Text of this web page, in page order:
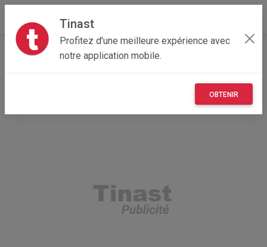
Tinast
Profitez d'une meilleure expérience avec
notre application mobile.
OBTENIR
Accueil Annonceur Annette